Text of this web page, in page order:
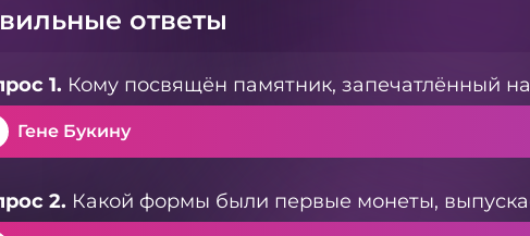
ответы
1. Кому посвящён памятник, запечатлённый
Гене Букину
2. Какой формы были первые монеты,